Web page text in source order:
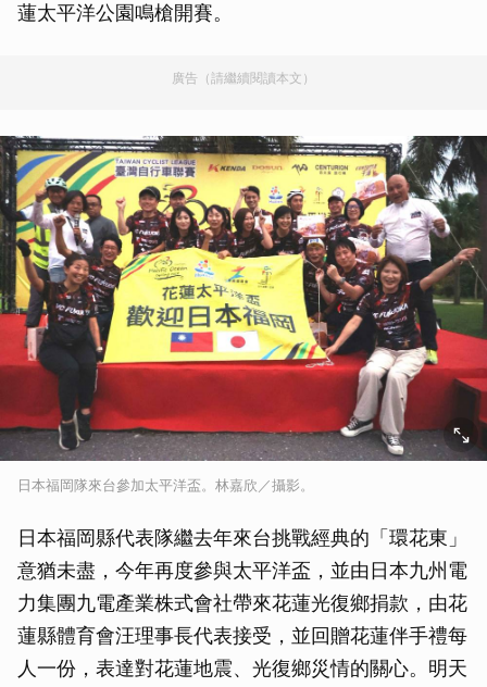
蓮太平洋公園鳴槍開賽。
廣告（請繼續閱讀本文）
日本福岡隊來台參加太平洋盃。林嘉欣／攝影。
日本福岡縣代表隊繼去年來台挑戰經典的「環花東」
意猶未盡，今年再度參與太平洋盃，並由日本九州電
力集團九電產業株式會社帶來花蓮光復鄉捐款，由花
蓮縣體育會汪理事長代表接受，並回贈花蓮伴手禮每
人一份，表達對花蓮地震、光復鄉災情的關心。明天